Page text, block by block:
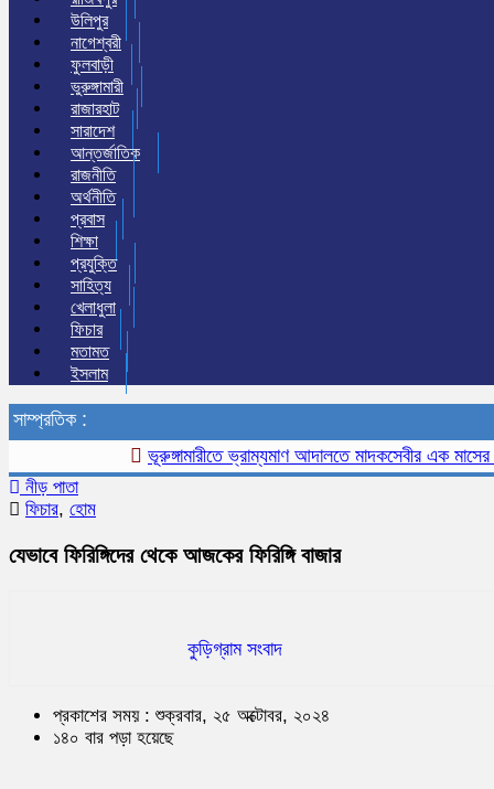
উলিপুর
নাগেশ্বরী
ফুলবাড়ী
ভুরুঙ্গামারী
রাজারহাট
সারাদেশ
আন্তর্জাতিক
রাজনীতি
অর্থনীতি
প্রবাস
শিক্ষা
প্রযুক্তি
সাহিত্য
খেলাধুলা
ফিচার
মতামত
ইসলাম
সাম্প্রতিক :
ভূরুঙ্গামারীতে ভ্রাম্যমাণ আদালতে মাদকসেবীর এক মাসের
নীড় পাতা
ফিচার, হোম
যেভাবে ফিরিঙ্গিদের থেকে আজকের ফিরিঙ্গি বাজার
কুড়িগ্রাম সংবাদ
প্রকাশের সময় : শুক্রবার, ২৫ অক্টোবর, ২০২৪
১৪০ বার পড়া হয়েছে